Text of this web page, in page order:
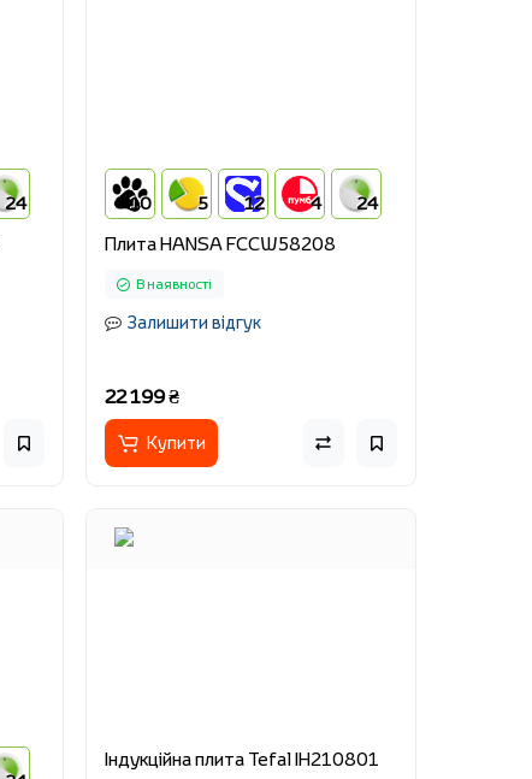
24 10 5 12 4 24
Плита HANSA FCCW58208
В наявності
Залишити відгук
22 199 ₴
Купити
Індукційна плита Tefal IH210801